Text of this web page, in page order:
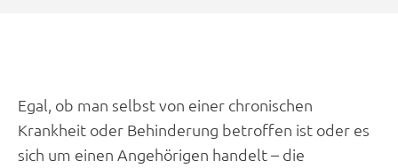
Egal, ob man selbst von einer chronischen
Krankheit oder Behinderung betroffen ist oder es
sich um einen Angehörigen handelt – die